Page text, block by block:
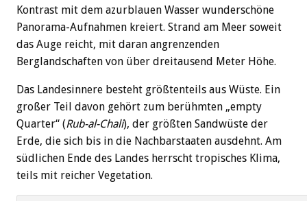
Kontrast mit dem azurblauen Wasser wunderschöne
Panorama-Aufnahmen kreiert. Strand am Meer soweit
das Auge reicht, mit daran angrenzenden
Berglandschaften von über dreitausend Meter Höhe.
Das Landesinnere besteht größtenteils aus Wüste. Ein
großer Teil davon gehört zum berühmten „empty
Quarter“ (Rub-al-Chali), der größten Sandwüste der
Erde, die sich bis in die Nachbarstaaten ausdehnt. Am
südlichen Ende des Landes herrscht tropisches Klima,
teils mit reicher Vegetation.